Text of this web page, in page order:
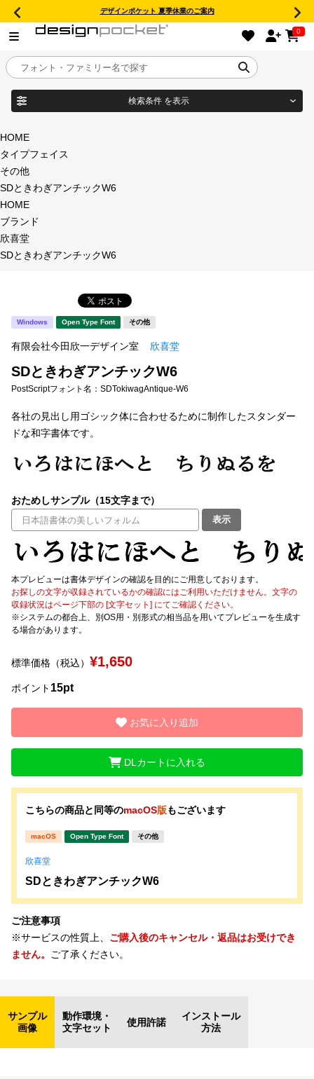
デザインポケット 夏季休業のご案内
0
目的別フォントガイド
特集
おすすめ
年間ライセンス商品
新着一覧
カート 0
マイページ
お気に入り
ご利用ガイド
よくあるご質問
お問い合わせ
検索条件 を表示
商品名
タイプフェイス
明朝体
宋朝体
教科書体 行書体
草書体
江戸文字 デザイン毛筆
すべてを表示
太さ・ウェイト
セット or 単体
文字種類
〜
HOME
タイプフェイス
その他
SDときわぎアンチックW6
HOME
ブランド
欣喜堂
SDときわぎアンチックW6
Windows Open Type Font その他
有限会社今田欣一デザイン室 欣喜堂
SDときわぎアンチックW6
PostScriptフォント名： SDTokiwagAntique-W6
各社の見出し用ゴシック体に合わせるために制作したスタンダー
ドな和字書体です。
おためしサンプル（15文字まで）
表示
本プレビューは書体デザインの確認を目的にご用意しております。
お探しの文字が収録されているかの確認にはご利用いただけません。文字の
収録状況はページ下部の [文字セット] にてご確認ください。
※システムの都合上、別OS用・別形式の相当品を用いてプレビューを生成す
る場合があります。
標準価格（税込） ¥1,650
ポイント 15pt
お気に入り追加
DLカートに入れる
こちらの商品と同等のmacOS版もございます
macOS Open Type Font その他
欣喜堂
SDときわぎアンチックW6
ご注意事項
※サービスの性質上、 ご購入後のキャンセル・返品はお受けでき
ません。 ご了承ください。
サンプル
画像
動作環境・
文字セット
使用許諾
インストール
方法